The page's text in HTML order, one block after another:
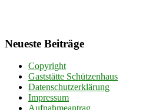
Neueste Beiträge
Copyright
Gaststätte Schützenhaus
Datenschutzerklärung
Impressum